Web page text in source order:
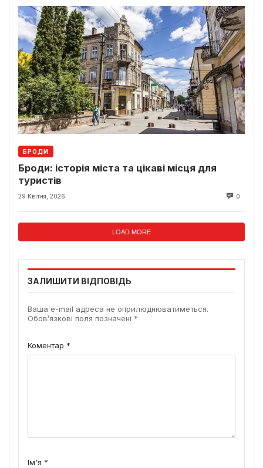
БРОДИ
Броди: історія міста та цікаві місця для
туристів
29 Квітня, 2026 0
LOAD MORE
ЗАЛИШИТИ ВІДПОВІДЬ
Ваша e-mail адреса не оприлюднюватиметься.
Обов’язкові поля позначені *
Коментар *
Ім'я *